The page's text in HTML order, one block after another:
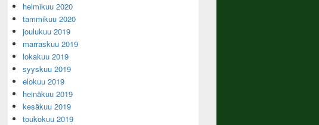
helmikuu 2020
tammikuu 2020
joulukuu 2019
marraskuu 2019
lokakuu 2019
syyskuu 2019
elokuu 2019
heinäkuu 2019
kesäkuu 2019
toukokuu 2019